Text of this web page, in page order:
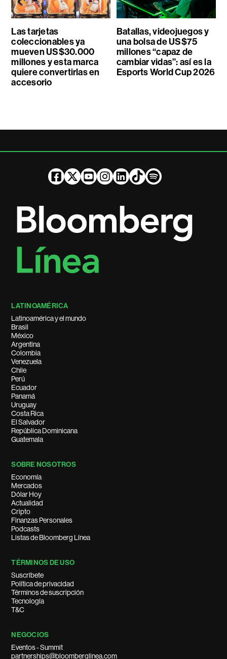
Las tarjetas
coleccionables ya
mueven US$30.000
millones y esta marca
quiere convertirlas en
accesorio
Batallas, videojuegos y
una bolsa de US$75
millones “capaz de
cambiar vidas”: así es la
Esports World Cup 2026
LATINOAMÉRICA
Latinoamérica y el mundo
Brasil
México
Argentina
Colombia
Venezuela
Chile
Perú
Ecuador
Panamá
Uruguay
Costa Rica
El Salvador
República Dominicana
Guatemala
SOBRE NOSOTROS
Economía
Mercados
Dólar Hoy
Actualidad
Cripto
Finanzas Personales
Podcasts
Listas de Bloomberg Línea
TÉRMINOS DE USO
Suscríbete
Política de privacidad
Términos de suscripción
Tecnología
T&C
NEGOCIOS
Eventos - Summit
partnerships@bloomberglinea.com